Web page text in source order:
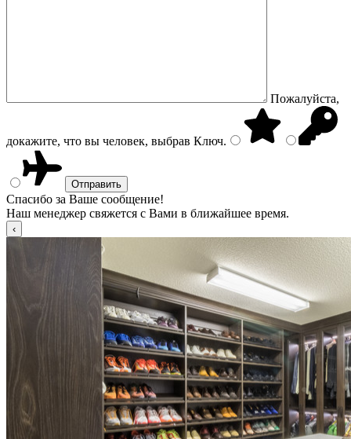
Пожалуйста,
докажите, что вы человек, выбрав Ключ.
Спасибо за Ваше сообщение!
Наш менеджер свяжется с Вами в ближайшее время.